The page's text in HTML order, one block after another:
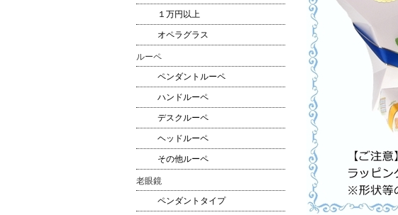
１万円以上
オペラグラス
ルーペ
ペンダントルーペ
ハンドルーペ
デスクルーペ
ヘッドルーペ
その他ルーペ
老眼鏡
ペンダントタイプ